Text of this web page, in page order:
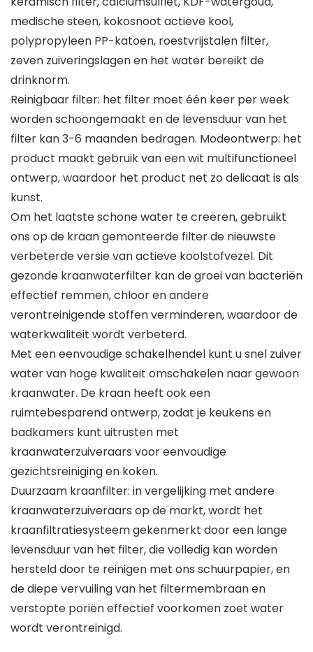
medische steen, kokosnoot actieve kool,
polypropyleen PP-katoen, roestvrijstalen filter,
zeven zuiveringslagen en het water bereikt de
drinknorm.
Reinigbaar filter: het filter moet één keer per week
worden schoongemaakt en de levensduur van het
filter kan 3-6 maanden bedragen. Modeontwerp: het
product maakt gebruik van een wit multifunctioneel
ontwerp, waardoor het product net zo delicaat is als
kunst.
Om het laatste schone water te creëren, gebruikt
ons op de kraan gemonteerde filter de nieuwste
verbeterde versie van actieve koolstofvezel. Dit
gezonde kraanwaterfilter kan de groei van bacteriën
effectief remmen, chloor en andere
verontreinigende stoffen verminderen, waardoor de
waterkwaliteit wordt verbeterd.
Met een eenvoudige schakelhendel kunt u snel zuiver
water van hoge kwaliteit omschakelen naar gewoon
kraanwater. De kraan heeft ook een
ruimtebesparend ontwerp, zodat je keukens en
badkamers kunt uitrusten met
kraanwaterzuiveraars voor eenvoudige
gezichtsreiniging en koken.
Duurzaam kraanfilter: in vergelijking met andere
kraanwaterzuiveraars op de markt, wordt het
kraanfiltratiesysteem gekenmerkt door een lange
levensduur van het filter, die volledig kan worden
hersteld door te reinigen met ons schuurpapier, en
de diepe vervuiling van het filtermembraan en
verstopte poriën effectief voorkomen zoet water
wordt verontreinigd.